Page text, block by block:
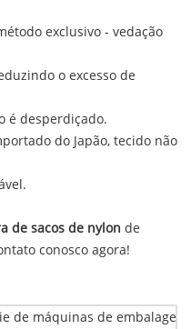
exclusivo - vedação
o excesso de
é desperdiçado.
do Japão, tecido não
de sacos de nylon de
conosco agora!
de máquinas de